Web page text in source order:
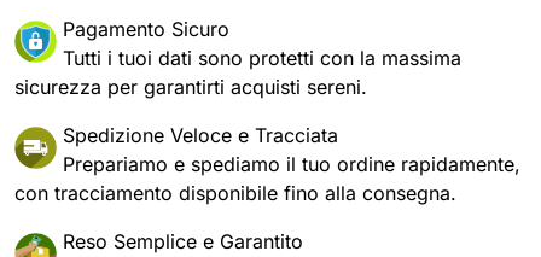
Pagamento Sicuro
Tutti i tuoi dati sono protetti con la massima
sicurezza per garantirti acquisti sereni.
Spedizione Veloce e Tracciata
Prepariamo e spediamo il tuo ordine rapidamente,
con tracciamento disponibile fino alla consegna.
Reso Semplice e Garantito